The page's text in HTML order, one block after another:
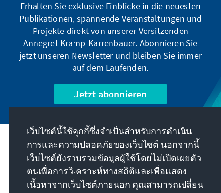
Erhalten Sie exklusive Einblicke in die neuesten
Publikationen, spannende Veranstaltungen und
Projekte direkt von unserer Vorsitzenden
Annegret Kramp-Karrenbauer. Abonnieren Sie
jetzt unseren Newsletter und bleiben Sie immer
auf dem Laufenden.
Jetzt abonnieren
พันธกิจของเรา
ติดต่อ
เว็บไซต์นี้ใช้คุกกี้ซึ่งจำเป็นสำหรับการดำเนิน
การและความปลอดภัยของเว็บไซต์ นอกจากนี้
เว็บไซต์ยังรวบรวมข้อมูลผู้ใช้โดยไม่เปิดเผยตัว
ตนเพื่อการวิเคราะห์ทางสถิติและเพื่อแสดง
เนื้อหาจากเว็บไซต์ภายนอก คุณสามารถเปลี่ยน